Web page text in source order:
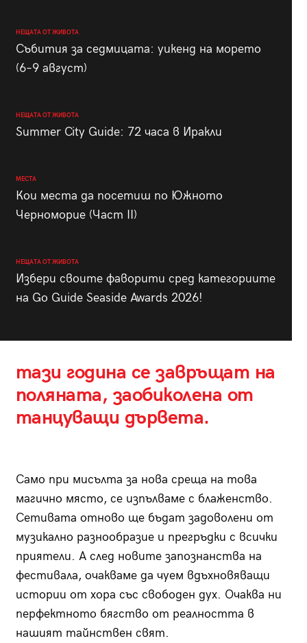
НЕЩАТА ОТ ЖИВОТА
Събития за седмицата: уикенд на морето
(6–9 август)
НЕЩАТА ОТ ЖИВОТА
Summer City Guide: 72 часа в Иракли
МЕСТА
Кои места да посетиш по Южното
Черноморие (Част II)
НЕЩАТА ОТ ЖИВОТА
Избери своите фаворити сред категориите
на Go Guide Seaside Awards 2026!
тази година се завръщат на
поляната, заобиколена от
танцуващи дървета.
Само при мисълта за нова среща на това
магично място, се изпълваме с блаженство.
Сетивата отново ще бъдат задоволени от
музикално разнообразие и прегръдки с всички
приятели. А след новите запознанства на
фестивала, очакваме да чуем вдъхновяващи
истории от хора със свободен дух. Очаква ни
перфектното бягство от реалността в
нашият тайнствен свят.